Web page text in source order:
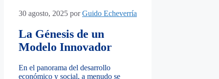
30 agosto, 2025 porGuido Echeverría
La Génesis de un
Modelo Innovador
En el panorama del desarrollo
económico y social, a menudo se